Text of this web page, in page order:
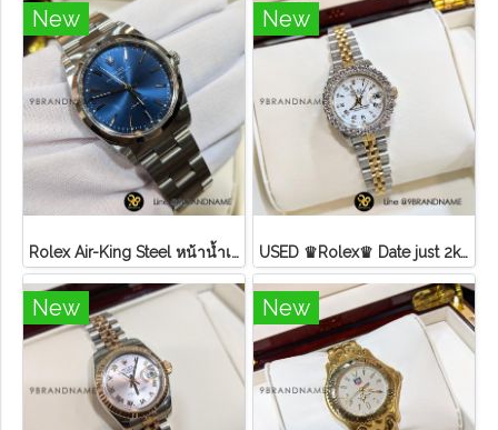
New
Rolex Air-King Steel หน้าน้ำเงิน หลักขีดสภาพดี
New
USED ♛Rolex♛ Date just​ 2k​ หน้าขาว​ หลัก​เพชร​/โรมัน ขอบเพชรหนามเตย​ บานพับเก่า​ สายจูบิลี่
New New